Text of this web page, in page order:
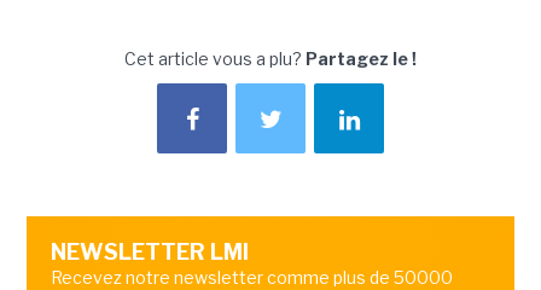
Cet article vous a plu? Partagez le !
NEWSLETTER LMI
Recevez notre newsletter comme plus de 50000